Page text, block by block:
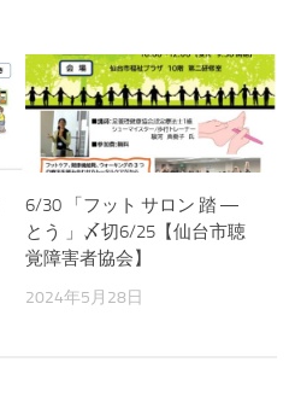
6/30 「フット サロン 踏 ―
とう 」〆切6/25【仙台市聴
覚障害者協会】
2024年5月28日